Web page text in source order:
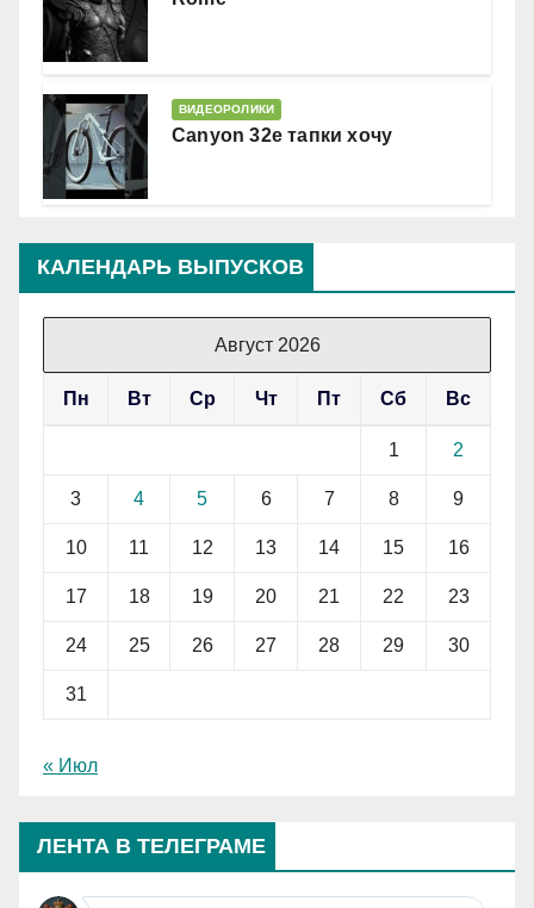
ВИДЕОРОЛИКИ
Canyon 32e тапки хочу
КАЛЕНДАРЬ ВЫПУСКОВ
Август 2026
Пн Вт Ср Чт Пт Сб Вс
1 2
3 4 5 6 7 8 9
10 11 12 13 14 15 16
17 18 19 20 21 22 23
24 25 26 27 28 29 30
31
« Июл
ЛЕНТА В ТЕЛЕГРАМЕ